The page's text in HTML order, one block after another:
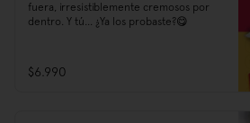
fuera, irresistiblemente cremosos por
dentro. Y tú... ¿Ya los probaste?😋
$6.990